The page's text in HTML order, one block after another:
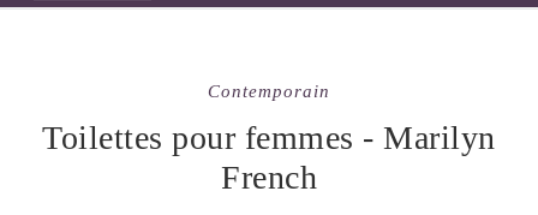
Contemporain
Toilettes pour femmes - Marilyn
French